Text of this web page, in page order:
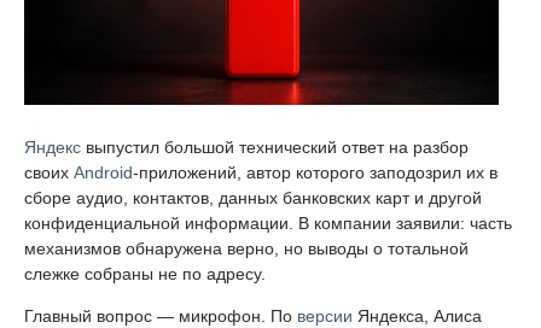
Яндекс выпустил большой технический ответ на разбор
своих Android-приложений, автор которого заподозрил их в
сборе аудио, контактов, данных банковских карт и другой
конфиденциальной информации. В компании заявили: часть
механизмов обнаружена верно, но выводы о тотальной
слежке собраны не по адресу.
Главный вопрос — микрофон. По версии Яндекса, Алиса